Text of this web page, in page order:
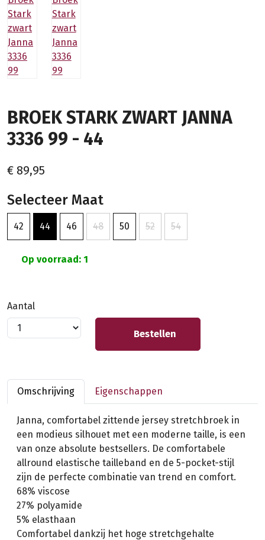
BROEK STARK ZWART JANNA
3336 99 - 44
€ 89,95
Selecteer Maat
42 44 46 48 50 52 54
Op voorraad: 1
Aantal
Bestellen
Omschrijving Eigenschappen
Janna, comfortabel zittende jersey stretchbroek in
een modieus silhouet met een moderne taille, is een
van onze absolute bestsellers. De comfortabele
allround elastische tailleband en de 5-pocket-stijl
zijn de perfecte combinatie van trend en comfort.
68% viscose
27% polyamide
5% elasthaan
Comfortabel dankzij het hoge stretchgehalte